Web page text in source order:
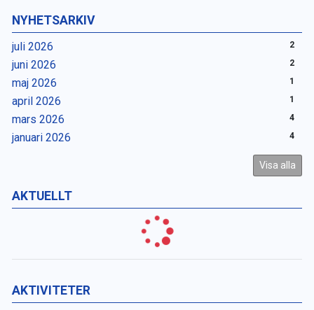
NYHETSARKIV
juli 2026 2
juni 2026 2
maj 2026 1
april 2026 1
mars 2026 4
januari 2026 4
Visa alla
AKTUELLT
AKTIVITETER